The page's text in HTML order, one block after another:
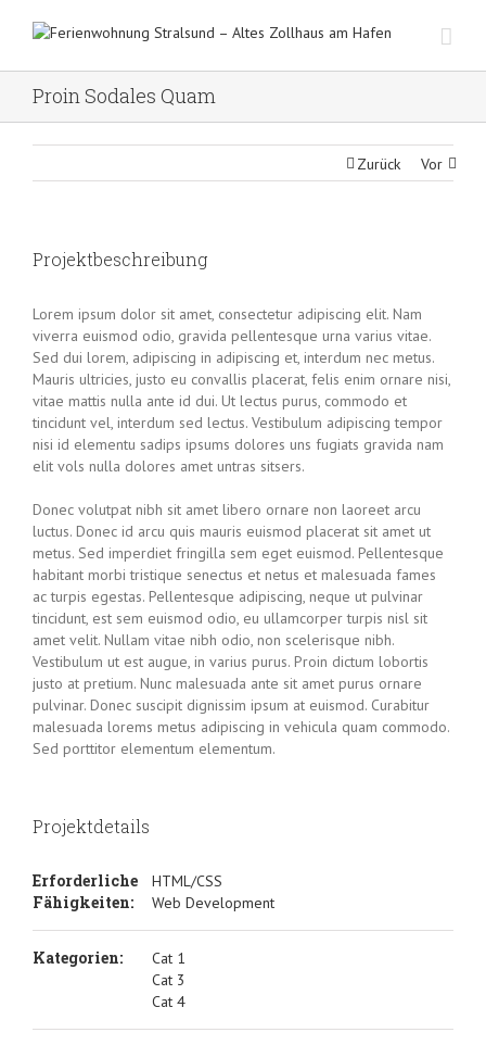
Proin Sodales Quam
Zurück Vor
Projektbeschreibung
Lorem ipsum dolor sit amet, consectetur adipiscing elit. Nam
viverra euismod odio, gravida pellentesque urna varius vitae.
Sed dui lorem, adipiscing in adipiscing et, interdum nec metus.
Mauris ultricies, justo eu convallis placerat, felis enim ornare nisi,
vitae mattis nulla ante id dui. Ut lectus purus, commodo et
tincidunt vel, interdum sed lectus. Vestibulum adipiscing tempor
nisi id elementu sadips ipsums dolores uns fugiats gravida nam
elit vols nulla dolores amet untras sitsers.
Donec volutpat nibh sit amet libero ornare non laoreet arcu
luctus. Donec id arcu quis mauris euismod placerat sit amet ut
metus. Sed imperdiet fringilla sem eget euismod. Pellentesque
habitant morbi tristique senectus et netus et malesuada fames
ac turpis egestas. Pellentesque adipiscing, neque ut pulvinar
tincidunt, est sem euismod odio, eu ullamcorper turpis nisl sit
amet velit. Nullam vitae nibh odio, non scelerisque nibh.
Vestibulum ut est augue, in varius purus. Proin dictum lobortis
justo at pretium. Nunc malesuada ante sit amet purus ornare
pulvinar. Donec suscipit dignissim ipsum at euismod. Curabitur
malesuada lorems metus adipiscing in vehicula quam commodo.
Sed porttitor elementum elementum.
Projektdetails
Erforderliche
Fähigkeiten:
HTML/CSS
Web Development
Kategorien:
Cat 1
Cat 3
Cat 4